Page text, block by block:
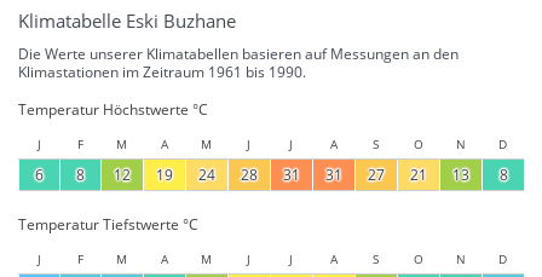
Klimatabelle Eski Buzhane
Die Werte unserer Klimatabellen basieren auf Messungen an den
Klimastationen im Zeitraum 1961 bis 1990.
Temperatur Höchstwerte °C
J F M A M J J A S O N D
6 8 12 19 24 28 31 31 27 21 13 8
Temperatur Tiefstwerte °C
J F M A M J J A S O N D